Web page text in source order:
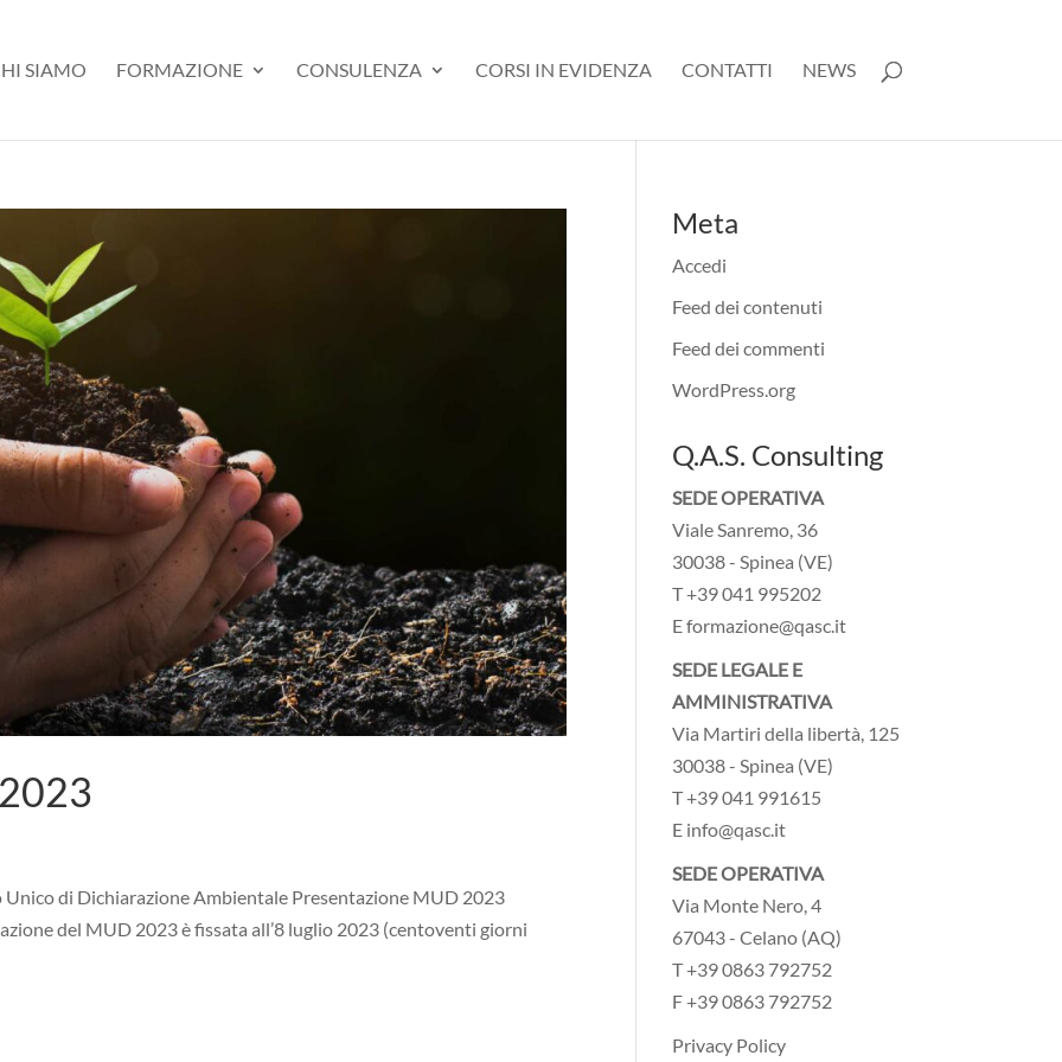
SIAMO FORMAZIONE CONSULENZA CORSI IN EVIDENZA CONTATTI NEWS
di Dichiarazione Ambientale Presentazione MUD 2023
del MUD 2023 è fissata all’8 luglio 2023 (centoventi giorni
Meta
Accedi
Feed dei contenuti
Feed dei commenti
WordPress.org
Q.A.S. Consulting
SEDE OPERATIVA
Viale Sanremo, 36
30038 - Spinea (VE)
T +39 041 995202
E formazione@qasc.it
SEDE LEGALE E
AMMINISTRATIVA
Via Martiri della libertà, 125
30038 - Spinea (VE)
T +39 041 991615
E info@qasc.it
SEDE OPERATIVA
Via Monte Nero, 4
67043 - Celano (AQ)
T +39 0863 792752
F +39 0863 792752
Privacy Policy